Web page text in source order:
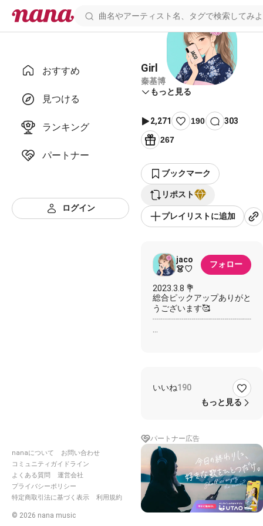
おすすめ
見つける
ランキング
パートナー
ログイン
nanaについて
お問い合わせ
コミュニティガイドライン
よくある質問
運営会社
プライバシーポリシー
特定商取引法に基づく表示
利用規約
© 2026 nana music
Girl
秦基博
もっと見る
2,271 190
303
267
ブックマーク
リポスト
プレイリストに追加
jaco
👗♡
フォロー
2023.3.8 💐
総合ピックアップありがと
うございます🥰
最初＋3で歌ったらキンキ
原キーにしてみました🪶🦤
(中低音需要あるかなぁ😭
🦀しぬほど聴いた推しGirl
いいね190
もっと見る
パートナー広告